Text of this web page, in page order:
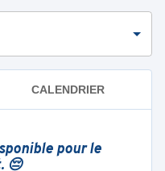
CALENDRIER
pour le
😔